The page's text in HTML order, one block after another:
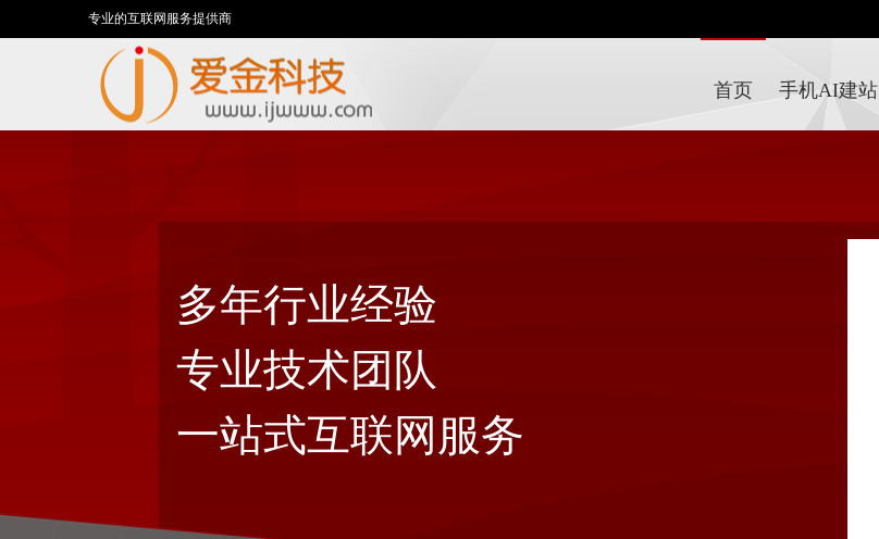
专业的互联网服务提供商
首页 手机AI建站
多年行业经验
专业技术团队
一站式互联网服务